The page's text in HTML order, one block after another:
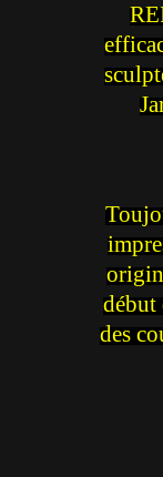
début
des